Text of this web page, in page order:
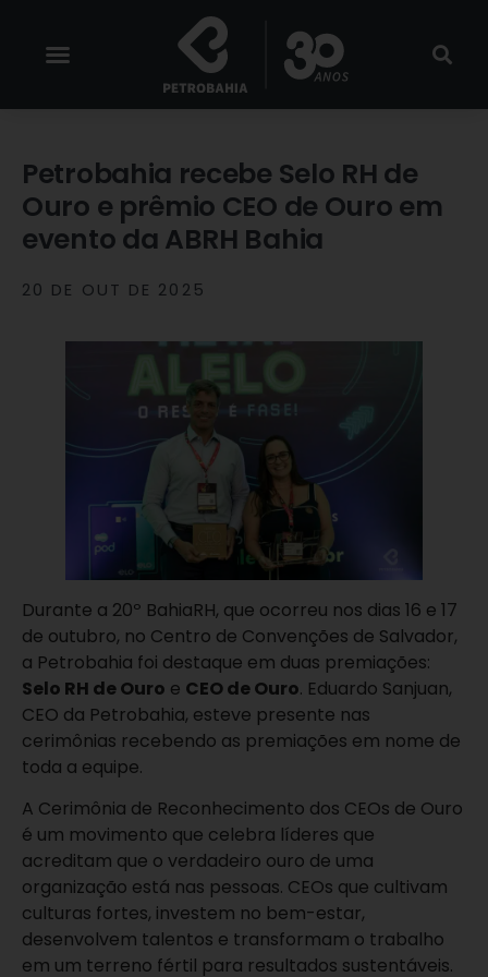
Petrobahia recebe Selo RH de
Ouro e prêmio CEO de Ouro em
evento da ABRH Bahia
20 DE OUT DE 2025
Durante a 20º BahiaRH, que ocorreu nos dias 16 e 17
de outubro, no Centro de Convenções de Salvador,
a Petrobahia foi destaque em duas premiações:
Selo RH de Ouro e CEO de Ouro. Eduardo Sanjuan,
CEO da Petrobahia, esteve presente nas
cerimônias recebendo as premiações em nome de
toda a equipe.
A Cerimônia de Reconhecimento dos CEOs de Ouro
é um movimento que celebra líderes que
acreditam que o verdadeiro ouro de uma
organização está nas pessoas. CEOs que cultivam
culturas fortes, investem no bem-estar,
desenvolvem talentos e transformam o trabalho
em um terreno fértil para resultados sustentáveis.